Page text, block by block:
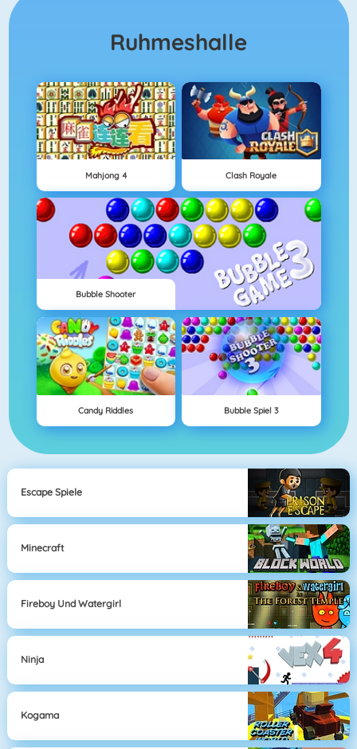
Ruhmeshalle
Mahjong 4 Clash Royale
Bubble Shooter
Candy Riddles Bubble Spiel 3
Escape Spiele
Minecraft
Fireboy Und Watergirl
Ninja
Kogama